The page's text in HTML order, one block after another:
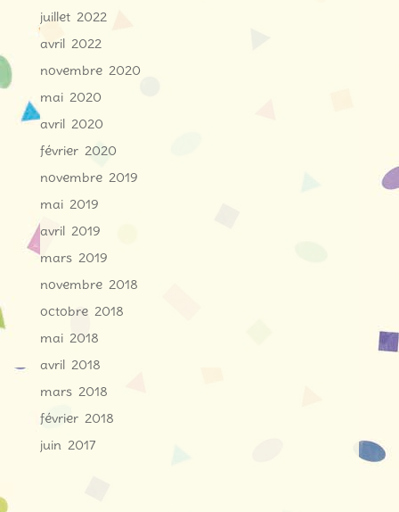
juillet 2022
avril 2022
novembre 2020
mai 2020
avril 2020
février 2020
novembre 2019
mai 2019
avril 2019
mars 2019
novembre 2018
octobre 2018
mai 2018
avril 2018
mars 2018
février 2018
juin 2017